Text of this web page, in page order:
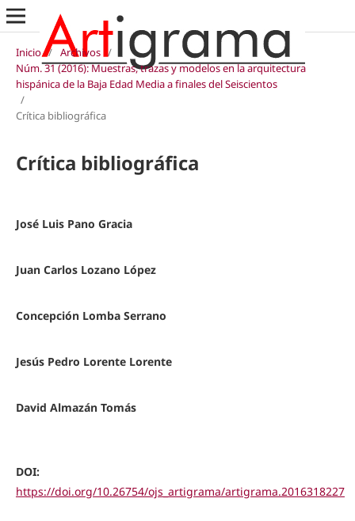
Inicio / Archivos /
Núm. 31 (2016): Muestras, trazas y modelos en la arquitectura
hispánica de la Baja Edad Media a finales del Seiscientos
/
Crítica bibliográfica
Crítica bibliográfica
José Luis Pano Gracia
Juan Carlos Lozano López
Concepción Lomba Serrano
Jesús Pedro Lorente Lorente
David Almazán Tomás
DOI:
https://doi.org/10.26754/ojs_artigrama/artigrama.2016318227